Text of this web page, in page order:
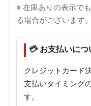
※ 在庫ありの表示で
る場合がございます
💳 お支払いにつ
クレジットカード
支払いタイミング
す。